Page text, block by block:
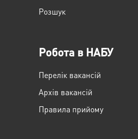
Розшук
Робота в НАБУ
Перелік вакансій
Архів вакансій
Правила прийому